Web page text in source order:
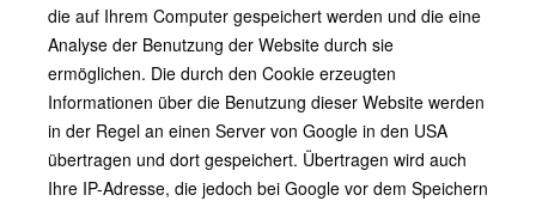
die auf Ihrem Computer gespeichert werden und die eine
Analyse der Benutzung der Website durch sie
ermöglichen. Die durch den Cookie erzeugten
Informationen über die Benutzung dieser Website werden
in der Regel an einen Server von Google in den USA
übertragen und dort gespeichert. Übertragen wird auch
Ihre IP-Adresse, die jedoch bei Google vor dem Speichern